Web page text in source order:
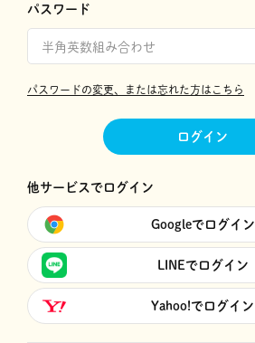
パスワード
パスワードの変更、または忘れた方はこちら
ログイン
他サービスでログイン
Googleでログイン
LINEでログイン
Yahoo!でログイン